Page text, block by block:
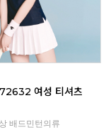
여성 티셔츠
배드민턴의류